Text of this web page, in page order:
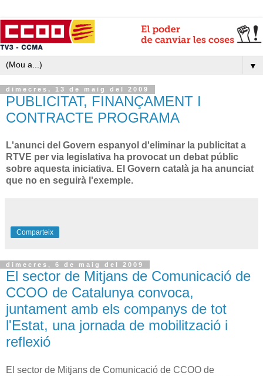
▼
dimecres, 13 de maig del 2009
PUBLICITAT, FINANÇAMENT I
CONTRACTE PROGRAMA
L'anunci del Govern espanyol d'eliminar la publicitat a
RTVE per via legislativa ha provocat un debat públic
sobre aquesta iniciativa. El Govern català ja ha anunciat
que no en seguirà l'exemple.
Comparteix
dimecres, 6 de maig del 2009
El sector de Mitjans de Comunicació de
CCOO de Catalunya convoca,
juntament amb els companys de tot
l'Estat, una jornada de mobilització i
reflexió
El sector de Mitjans de Comunicació de CCOO de